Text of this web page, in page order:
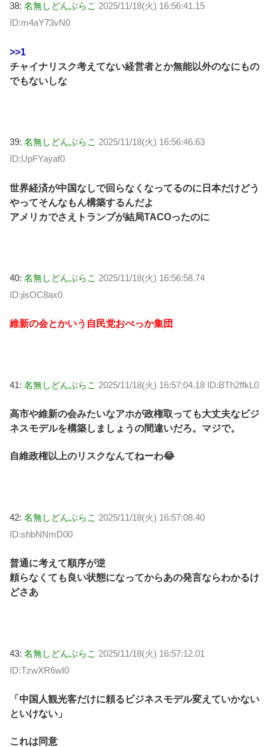
38: 名無しどんぶらこ 2025/11/18(火) 16:56:41.15
ID:m4aY73vN0
>>1
チャイナリスク考えてない経営者とか無能以外のなにもの
でもないしな
39: 名無しどんぶらこ 2025/11/18(火) 16:56:46.63
ID:UpFYayaf0
世界経済が中国なしで回らなくなってるのに日本だけどう
やってそんなもん構築するんだよ
アメリカでさえトランプが結局TACOったのに
40: 名無しどんぶらこ 2025/11/18(火) 16:56:58.74
ID:jisOC8ax0
維新の会とかいう自民党おべっか集団
41: 名無しどんぶらこ 2025/11/18(火) 16:57:04.18 ID:BTh2ffkL0
高市や維新の会みたいなアホが政権取っても大丈夫なビジ
ネスモデルを構築しましょうの間違いだろ。マジで。
自維政権以上のリスクなんてねーわ😂
42: 名無しどんぶらこ 2025/11/18(火) 16:57:08.40
ID:shbNNmD00
普通に考えて順序が逆
頼らなくても良い状態になってからあの発言ならわかるけ
どさあ
43: 名無しどんぶらこ 2025/11/18(火) 16:57:12.01
ID:TzwXR6wI0
「中国人観光客だけに頼るビジネスモデル変えていかない
といけない」
これは同意